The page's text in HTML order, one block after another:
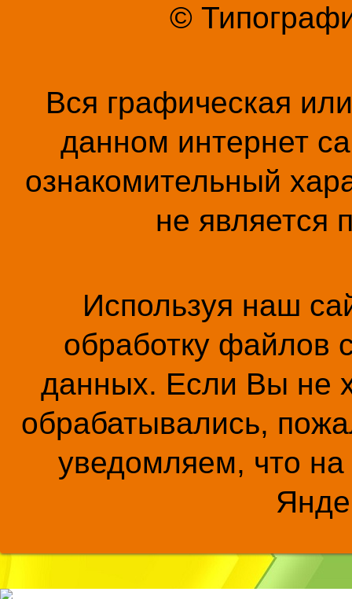
©
Вся графическая
данном интернет
ознакомительный
не является
Используя наш
обработку файлов
данных. Если Вы не
обрабатывались,
уведомляем, что на